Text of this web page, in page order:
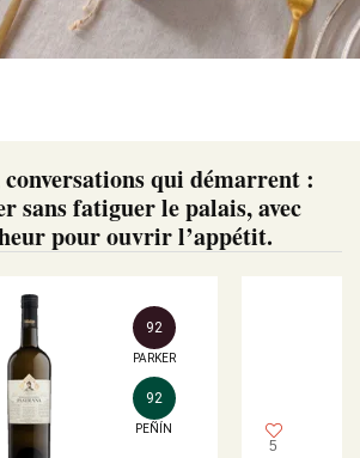
qui démarrent :
sans fatiguer le palais, avec
pour ouvrir l’appétit.
92
PARKER
92
PEÑÍN
5